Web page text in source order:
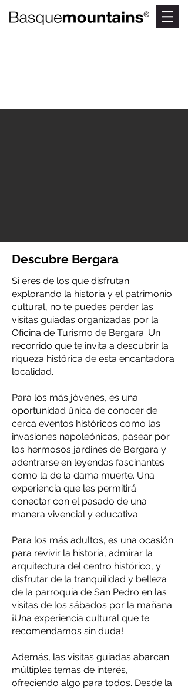
Descubre Bergara
Si eres de los que disfrutan
explorando la historia y el patrimonio
cultural, no te puedes perder las
visitas guiadas organizadas por la
Oficina de Turismo de Bergara. Un
recorrido que te invita a descubrir la
riqueza histórica de esta encantadora
localidad.
Para los más jóvenes, es una
oportunidad única de conocer de
cerca eventos históricos como las
invasiones napoleónicas, pasear por
los hermosos jardines de Bergara y
adentrarse en leyendas fascinantes
como la de la dama muerte. Una
experiencia que les permitirá
conectar con el pasado de una
manera vivencial y educativa.
Para los más adultos, es una ocasión
para revivir la historia, admirar la
arquitectura del centro histórico, y
disfrutar de la tranquilidad y belleza
de la parroquia de San Pedro en las
visitas de los sábados por la mañana.
¡Una experiencia cultural que te
recomendamos sin duda!
Además, las visitas guiadas abarcan
múltiples temas de interés,
ofreciendo algo para todos. Desde la